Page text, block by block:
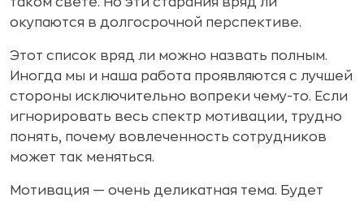
окупаются в долгосрочной перспективе.
Этот список вряд ли можно назвать полным.
Иногда мы и наша работа проявляются с лучшей
стороны исключительно вопреки чему-то. Если
игнорировать весь спектр мотивации, трудно
понять, почему вовлеченность сотрудников
может так меняться.
Мотивация — очень деликатная тема. Будет